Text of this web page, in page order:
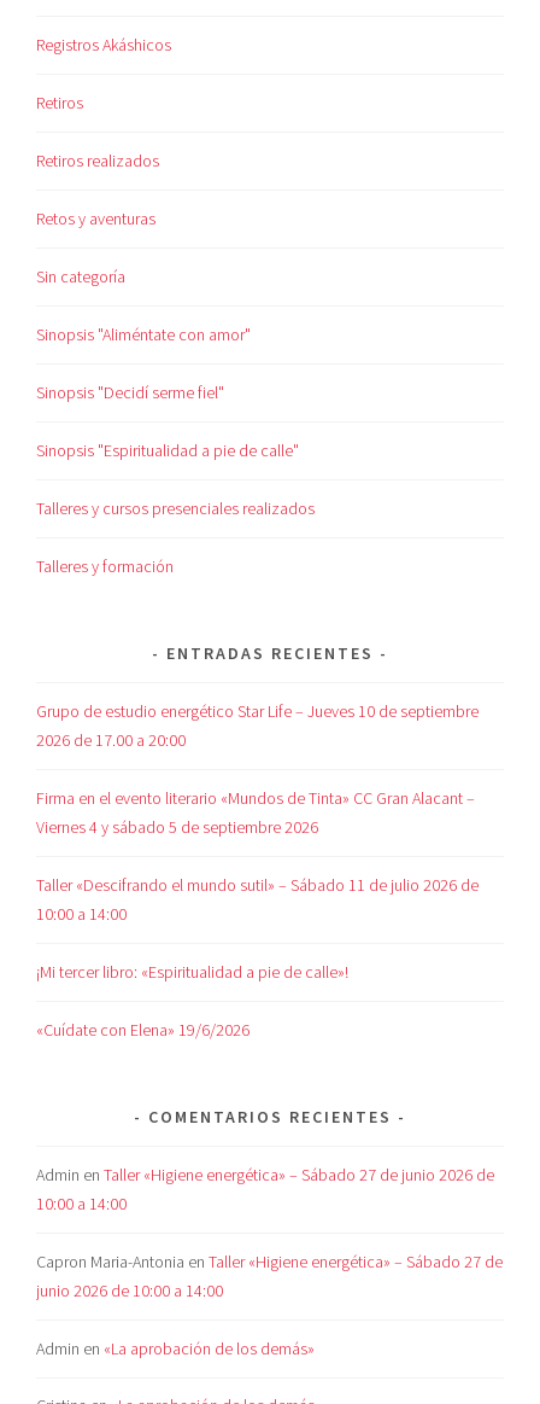
Registros Akáshicos
Retiros
Retiros realizados
Retos y aventuras
Sin categoría
Sinopsis "Aliméntate con amor"
Sinopsis "Decidí serme fiel"
Sinopsis "Espiritualidad a pie de calle"
Talleres y cursos presenciales realizados
Talleres y formación
ENTRADAS RECIENTES
Grupo de estudio energético Star Life – Jueves 10 de septiembre
2026 de 17.00 a 20:00
Firma en el evento literario «Mundos de Tinta» CC Gran Alacant –
Viernes 4 y sábado 5 de septiembre 2026
Taller «Descifrando el mundo sutil» – Sábado 11 de julio 2026 de
10:00 a 14:00
¡Mi tercer libro: «Espiritualidad a pie de calle»!
«Cuídate con Elena» 19/6/2026
COMENTARIOS RECIENTES
Admin enTaller «Higiene energética» – Sábado 27 de junio 2026 de
10:00 a 14:00
Capron Maria-Antonia enTaller «Higiene energética» – Sábado 27 de
junio 2026 de 10:00 a 14:00
Admin en «La aprobación de los demás»